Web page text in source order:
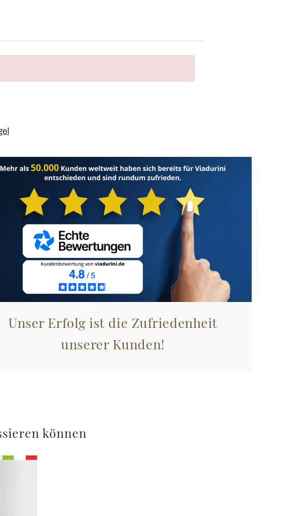
Unser Erfolg ist die Zufriedenheit
unserer Kunden!
können